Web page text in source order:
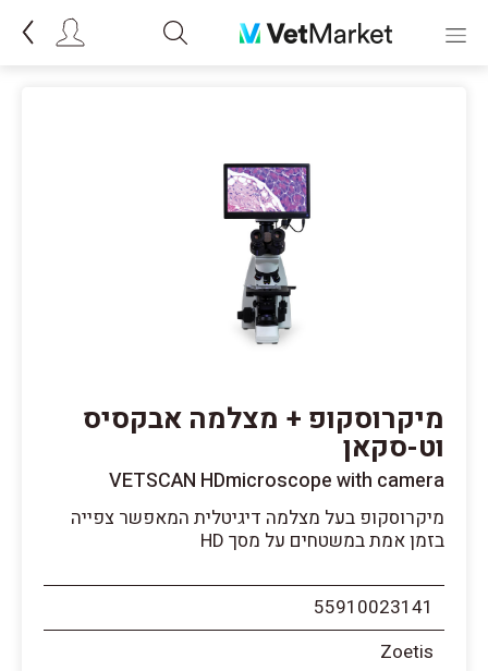
מיקרוסקופ + מצלמה אבקסיס
וט-סקאן
VETSCAN HDmicroscope with camera
מיקרוסקופ בעל מצלמה דיגיטלית המאפשר צפייה
בזמן אמת במשטחים על מסך HD
55910023141
Zoetis